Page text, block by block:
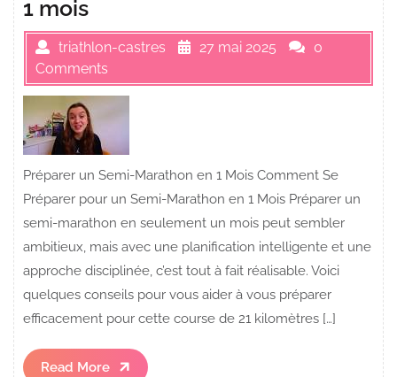
1 mois
triathlon-castres 27 mai 2025
0
Comments
Préparer un Semi-Marathon en 1 Mois Comment Se
Préparer pour un Semi-Marathon en 1 Mois Préparer un
semi-marathon en seulement un mois peut sembler
ambitieux, mais avec une planification intelligente et une
approche disciplinée, c’est tout à fait réalisable. Voici
quelques conseils pour vous aider à vous préparer
efficacement pour cette course de 21 kilomètres […]
Read More
Read